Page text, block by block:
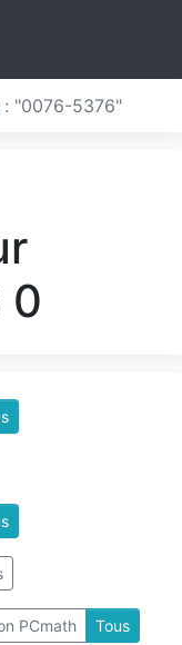
: "0076-5376"
0
PCmath Tous